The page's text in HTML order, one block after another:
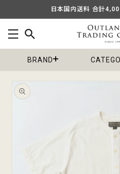
進む
日本国内送料 合計
BRAND
商品情
報にス
キップ